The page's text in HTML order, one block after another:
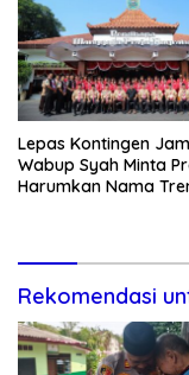
Lepas Kontingen
Wabup Syah Minta
Harumkan Nama
Rekomendasi